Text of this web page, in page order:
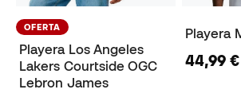
OFERTA
Playera Los Angeles
Lakers Courtside OGC
Lebron James
Playera
44,99 €